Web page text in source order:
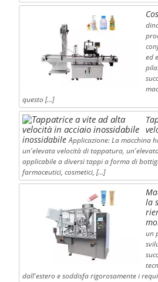
ed
questo […]
inossidabile Applicazione: La macchina
un'elevata velocità di tappatura,
applicabile a diversi tappi a forma di
farmaceutici, cosmetici, […]
la
un
dall'estero e soddisfa rigorosamente i